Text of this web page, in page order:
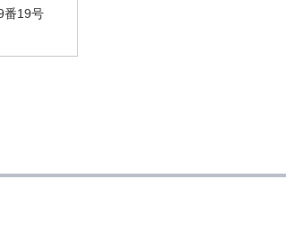
番19号